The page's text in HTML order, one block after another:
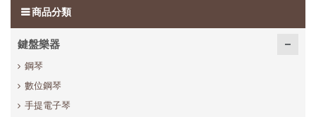
商品分類
鍵盤樂器
鋼琴
數位鋼琴
手提電子琴